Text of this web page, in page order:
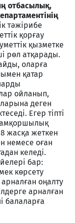
отбасылық,
тәжірибе
қорғау
қызметке
рөл атқарады.
оларға
қатар
ойланып,
деген
Егер тіпті
жасқа жеткен
немесе оған
келеді.
бар:
көрсету
оңалту
арналған
балаларға